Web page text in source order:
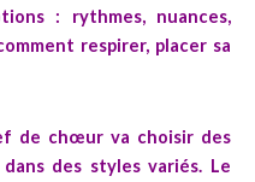
: rythmes, nuances,
respirer, placer sa
de chœur va choisir des
dans des styles variés. Le